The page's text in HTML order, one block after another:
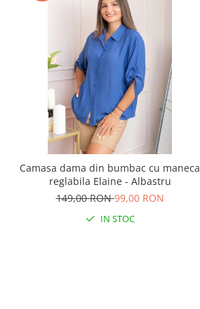
Camasa dama din bumbac cu maneca
reglabila Elaine - Albastru
149,00 RON99,00 RON
IN STOC